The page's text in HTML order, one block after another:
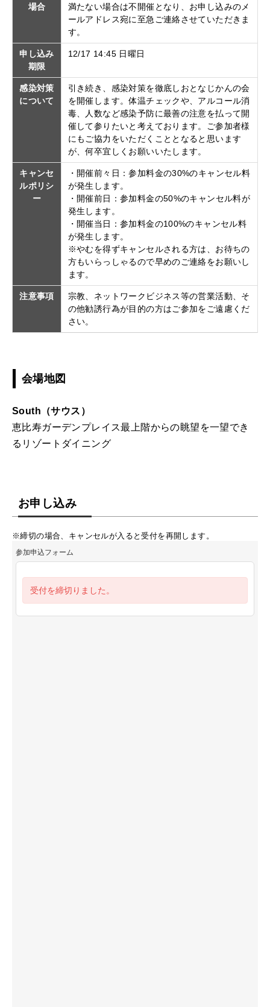
場合
満たない場合は不開催となり、お申し込みのメ
ールアドレス宛に至急ご連絡させていただきま
す。
申し込み
期限
12/17 14:45 日曜日
感染対策
について
引き続き、感染対策を徹底しおとなじかんの会
を開催します。体温チェックや、アルコール消
毒、人数など感染予防に最善の注意を払って開
催して参りたいと考えております。ご参加者様
にもご協力をいただくこととなると思います
が、何卒宜しくお願いいたします。
キャンセ
ルポリシ
ー
・開催前々日：参加料金の30%のキャンセル料
が発生します。
・開催前日：参加料金の50%のキャンセル料が
発生します。
・開催当日：参加料金の100%のキャンセル料
が発生します。
※やむを得ずキャンセルされる方は、お待ちの
方もいらっしゃるので早めのご連絡をお願いし
ます。
注意事項
宗教、ネットワークビジネス等の営業活動、そ
の他勧誘行為が目的の方はご参加をご遠慮くだ
さい。
会場地図
South（サウス）
恵比寿ガーデンプレイス最上階からの眺望を一望でき
るリゾートダイニング
お申し込み
※締切の場合、キャンセルが入ると受付を再開します。